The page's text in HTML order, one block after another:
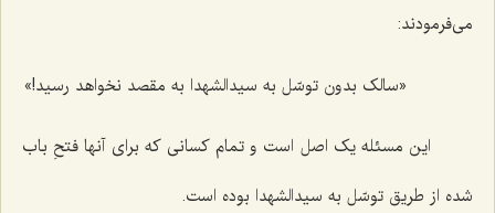
می‌فرمودند:
«سالک بدون توسّل به سیدالشهدا به مقصد نخواهد رسید!»
این مسئله یک اصل است و تمام کسانی که برای آنها فتحِ باب
شده از طریق توسّل به سیدالشهدا بوده است.